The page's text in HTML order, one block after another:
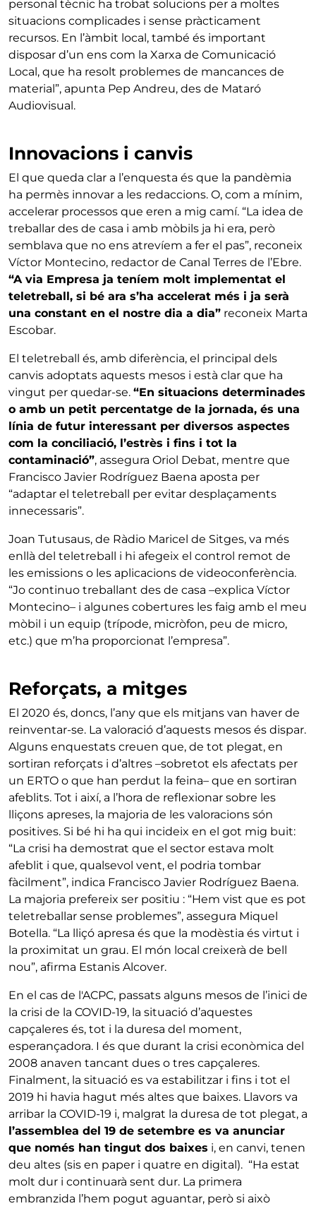
personal tècnic ha trobat solucions per a moltes
situacions complicades i sense pràcticament
recursos. En l’àmbit local, també és important
disposar d’un ens com la Xarxa de Comunicació
Local, que ha resolt problemes de mancances de
material”, apunta Pep Andreu, des de Mataró
Audiovisual.
Innovacions i canvis
El que queda clar a l’enquesta és que la pandèmia
ha permès innovar a les redaccions. O, com a mínim,
accelerar processos que eren a mig camí. “La idea de
treballar des de casa i amb mòbils ja hi era, però
semblava que no ens atrevíem a fer el pas”, reconeix
Víctor Montecino, redactor de Canal Terres de l’Ebre.
“A via Empresa ja teníem molt implementat el
teletreball, si bé ara s’ha accelerat més i ja serà
una constant en el nostre dia a dia” reconeix Marta
Escobar.
El teletreball és, amb diferència, el principal dels
canvis adoptats aquests mesos i està clar que ha
vingut per quedar-se. “En situacions determinades
o amb un petit percentatge de la jornada, és una
línia de futur interessant per diversos aspectes
com la conciliació, l’estrès i fins i tot la
contaminació”, assegura Oriol Debat, mentre que
Francisco Javier Rodríguez Baena aposta per
“adaptar el teletreball per evitar desplaçaments
innecessaris”.
Joan Tutusaus, de Ràdio Maricel de Sitges, va més
enllà del teletreball i hi afegeix el control remot de
les emissions o les aplicacions de videoconferència.
“Jo continuo treballant des de casa –explica Víctor
Montecino– i algunes cobertures les faig amb el meu
mòbil i un equip (trípode, micròfon, peu de micro,
etc.) que m’ha proporcionat l’empresa”.
Reforçats, a mitges
El 2020 és, doncs, l’any que els mitjans van haver de
reinventar-se. La valoració d’aquests mesos és dispar.
Alguns enquestats creuen que, de tot plegat, en
sortiran reforçats i d’altres –sobretot els afectats per
un ERTO o que han perdut la feina– que en sortiran
afeblits. Tot i així, a l’hora de reflexionar sobre les
lliçons apreses, la majoria de les valoracions són
positives. Si bé hi ha qui incideix en el got mig buit:
“La crisi ha demostrat que el sector estava molt
afeblit i que, qualsevol vent, el podria tombar
fàcilment”, indica Francisco Javier Rodríguez Baena.
La majoria prefereix ser positiu : “Hem vist que es pot
teletreballar sense problemes”, assegura Miquel
Botella. “La lliçó apresa és que la modèstia és virtut i
la proximitat un grau. El món local creixerà de bell
nou”, afirma Estanis Alcover.
En el cas de l'ACPC, passats alguns mesos de l’inici de
la crisi de la COVID-19, la situació d’aquestes
capçaleres és, tot i la duresa del moment,
esperançadora. I és que durant la crisi econòmica del
2008 anaven tancant dues o tres capçaleres.
Finalment, la situació es va estabilitzar i fins i tot el
2019 hi havia hagut més altes que baixes. Llavors va
arribar la COVID-19 i, malgrat la duresa de tot plegat, a
l’assemblea del 19 de setembre es va anunciar
que només han tingut dos baixes i, en canvi, tenen
deu altes (sis en paper i quatre en digital). “Ha estat
molt dur i continuarà sent dur. La primera
embranzida l’hem pogut aguantar, però si això